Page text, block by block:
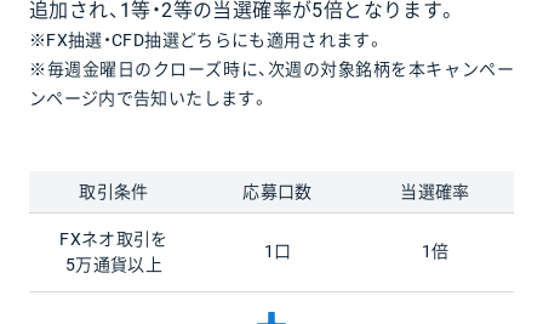
追加され、1等・2等の当選確率が5倍となります。
※FX抽選・CFD抽選どちらにも適用されます。
※毎週金曜日のクローズ時に、次週の対象銘柄を本キャンペー
ンページ内で告知いたします。
取引条件 応募口数 当選確率
FXネオ取引を
5万通貨以上
1口 1倍